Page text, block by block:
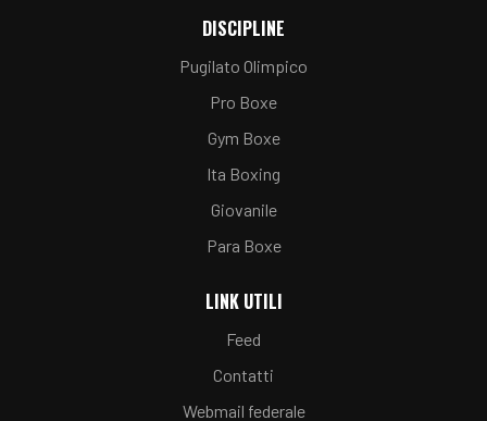
DISCIPLINE
Pugilato Olimpico
Pro Boxe
Gym Boxe
Ita Boxing
Giovanile
Para Boxe
LINK UTILI
Feed
Contatti
Webmail federale